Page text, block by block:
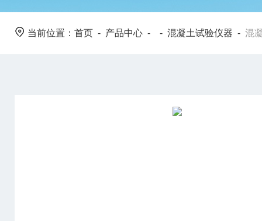
当前位置： 首页 - 产品中心 - - 混凝土试验仪器 - 混